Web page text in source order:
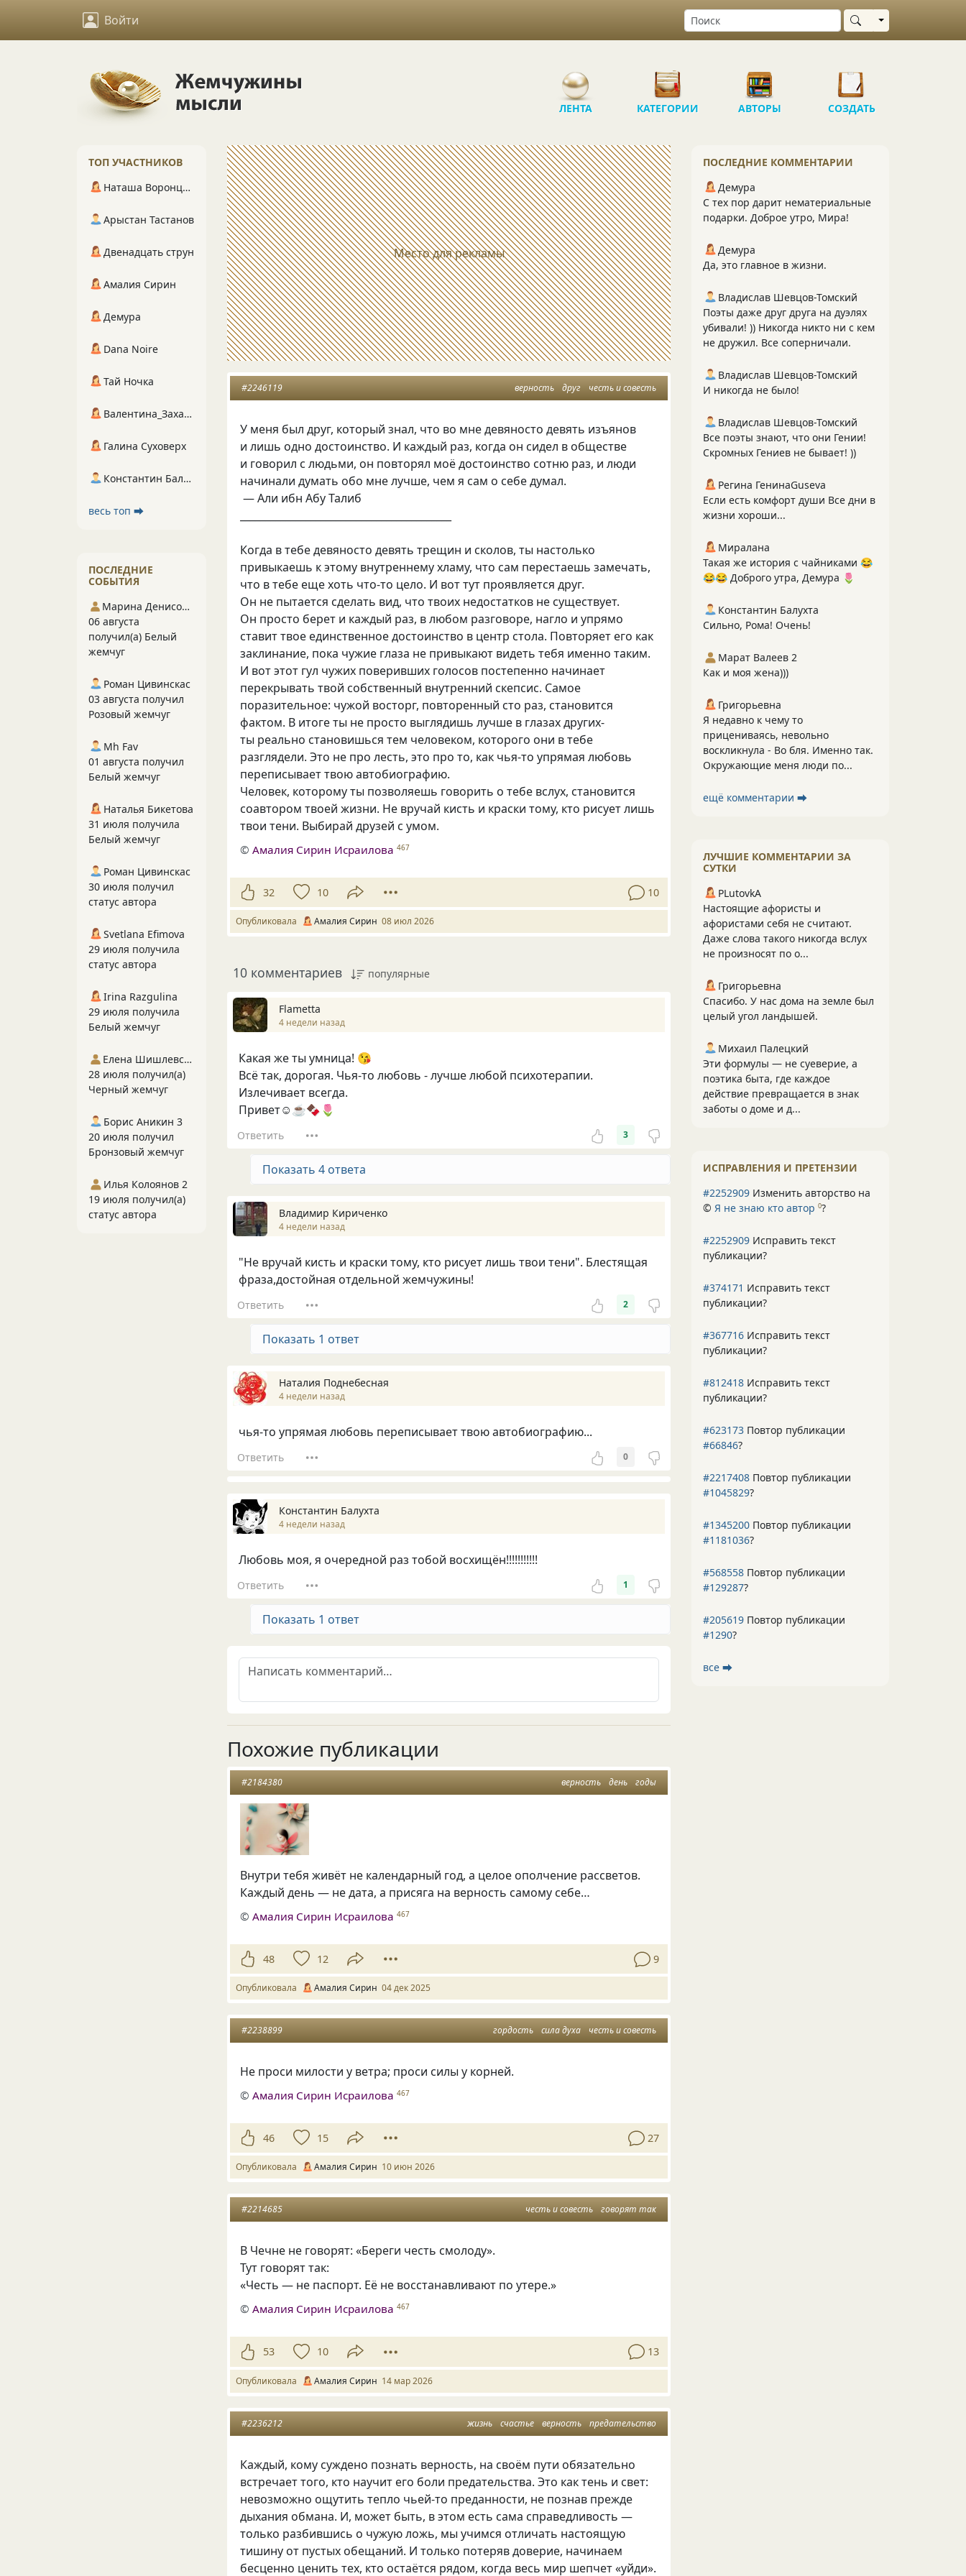
Войти Выбрать область
ЛЕНТА КАТЕГОРИИ АВТОРЫ СОЗДАТЬ
Место для рекламы
верность друг честь и совесть
#2246119
У меня был друг, который знал, что во мне девяносто девять изъянов
и лишь одно достоинство. И каждый раз, когда он сидел в обществе
и говорил с людьми, он повторял моё достоинство сотню раз, и люди
начинали думать обо мне лучше, чем я сам о себе думал.
— Али ибн Абу Талиб
Когда в тебе девяносто девять трещин и сколов, ты настолько
привыкаешь к этому внутреннему хламу, что сам перестаешь замечать,
что в тебе еще хоть что-то цело. И вот тут проявляется друг.
Он не пытается сделать вид, что твоих недостатков не существует.
Он просто берет и каждый раз, в любом разговоре, нагло и упрямо
ставит твое единственное достоинство в центр стола. Повторяет его как
заклинание, пока чужие глаза не привыкают видеть тебя именно таким.
И вот этот гул чужих поверивших голосов постепенно начинает
перекрывать твой собственный внутренний скепсис. Самое
поразительное: чужой восторг, повторенный сто раз, становится
фактом. В итоге ты не просто выглядишь лучше в глазах других-
ты реально становишься тем человеком, которого они в тебе
разглядели. Это не про лесть, это про то, как чья-то упрямая любовь
переписывает твою автобиографию.
Человек, которому ты позволяешь говорить о тебе вслух, становится
соавтором твоей жизни. Не вручай кисть и краски тому, кто рисует лишь
твои тени. Выбирай друзей с умом.
©Амалия Сирин Исраилова 467
32 10 10
Опубликовала Амалия Сирин 08 июл 2026
10 комментариев популярные
Flametta
4 недели назад
Какая же ты умница! 😘
Всё так, дорогая. Чья-то любовь - лучше любой психотерапии.
Излечивает всегда.
Привет☺️☕🍫🌷
Ответить 3
Показать 4 ответа
Владимир Кириченко
4 недели назад
"Не вручай кисть и краски тому, кто рисует лишь твои тени". Блестящая
фраза,достойная отдельной жемчужины!
Ответить 2
Показать 1 ответ
Наталия Поднебесная
4 недели назад
чья-то упрямая любовь переписывает твою автобиографию...
Ответить 0
Константин Балухта
4 недели назад
Любовь моя, я очередной раз тобой восхищён!!!!!!!!!!!
Ответить 1
Показать 1 ответ
Похожие публикации
верность день годы
#2184380
Внутри тебя живёт не календарный год, а целое ополчение рассветов.
Каждый день — не дата, а присяга на верность самому себе…
©Амалия Сирин Исраилова 467
48 12 9
Опубликовала Амалия Сирин 04 дек 2025
гордость сила духа честь и совесть
#2238899
Не проси милости у ветра; проси силы у корней.
©Амалия Сирин Исраилова 467
46 15 27
Опубликовала Амалия Сирин 10 июн 2026
честь и совесть говорят так
#2214685
В Чечне не говорят: «Береги честь смолоду».
Тут говорят так:
«Честь — не паспорт. Её не восстанавливают по утере.»
©Амалия Сирин Исраилова 467
53 10 13
Опубликовала Амалия Сирин 14 мар 2026
жизнь счастье верность предательство
#2236212
Каждый, кому суждено познать верность, на своём пути обязательно
встречает того, кто научит его боли предательства. Это как тень и свет:
невозможно ощутить тепло чьей-то преданности, не познав прежде
дыхания обмана. И, может быть, в этом есть сама справедливость —
только разбившись о чужую ложь, мы учимся отличать настоящую
тишину от пустых обещаний. И только потеряв доверие, начинаем
бесценно ценить тех, кто остаётся рядом, когда весь мир шепчет «уйди».
ПОСЛЕДНИЕ КОММЕНТАРИИ
Демура
С тех пор дарит нематериальные
подарки. Доброе утро, Мира!
Демура
Да, это главное в жизни.
Владислав Шевцов-Томский
Поэты даже друг друга на дуэлях
убивали! )) Никогда никто ни с кем
не дружил. Все соперничали.
Владислав Шевцов-Томский
И никогда не было!
Владислав Шевцов-Томский
Все поэты знают, что они Гении!
Скромных Гениев не бывает! ))
Регина ГенинаGuseva
Если есть комфорт души Все дни в
жизни хороши...
Миралана
Такая же история с чайниками 😂
😂😂 Доброго утра, Демура 🌷
Константин Балухта
Сильно, Рома! Очень!
Марат Валеев 2
Как и моя жена)))
Григорьевна
Я недавно к чему то
прицениваясь, невольно
воскликнула - Во бля. Именно так.
Окружающие меня люди по...
ещё комментарии ⮕
ЛУЧШИЕ КОММЕНТАРИИ ЗА
СУТКИ
PLutоvkА
Настоящие афористы и
афористами себя не считают.
Даже слова такого никогда вслух
не произносят по о...
Григорьевна
Спасибо. У нас дома на земле был
целый угол ландышей.
Михаил Палецкий
Эти формулы — не суеверие, а
поэтика быта, где каждое
действие превращается в знак
заботы о доме и д...
ИСПРАВЛЕНИЯ И ПРЕТЕНЗИИ
#2252909 Изменить авторство на
© Я не знаю кто автор 0?
#2252909 Исправить текст
публикации?
#374171 Исправить текст
публикации?
#367716 Исправить текст
публикации?
#812418 Исправить текст
публикации?
#623173 Повтор публикации
#66846?
#2217408 Повтор публикации
#1045829?
#1345200 Повтор публикации
#1181036?
#568558 Повтор публикации
#129287?
#205619 Повтор публикации
#1290?
все ⮕
ТОП УЧАСТНИКОВ
Наташа Воронцова
Арыстан Тастанов
Двенадцать струн
Амалия Сирин
Демура
Dana Noire
Тай Ночка
Валентина_Захарова
Галина Суховерх
Константин Балухта
весь топ ⮕
ПОСЛЕДНИЕ
СОБЫТИЯ
Марина Денисова 5
06 августа
получил(а) Белый
жемчуг
Роман Цивинскас
03 августа получил
Розовый жемчуг
Mh Fav
01 августа получил
Белый жемчуг
Наталья Бикетова
31 июля получила
Белый жемчуг
Роман Цивинскас
30 июля получил
статус автора
Svetlana Efimova
29 июля получила
статус автора
Irina Razgulina
29 июля получила
Белый жемчуг
Елена Шишлевская
28 июля получил(а)
Черный жемчуг
Борис Аникин 3
20 июля получил
Бронзовый жемчуг
Илья Колоянов 2
19 июля получил(а)
статус автора